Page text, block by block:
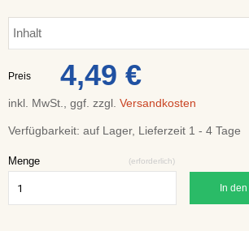
Inhalt
Preis 4,49 €
inkl. MwSt., ggf. zzgl. Versandkosten
Verfügbarkeit: auf Lager, Lieferzeit 1 - 4 Tage
Menge (erforderlich)
In